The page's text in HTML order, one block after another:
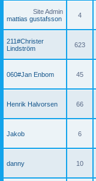
Site Admin
mattias gustafsson
4
211#Christer
Lindström
623
060#Jan Enbom 45
Henrik Halvorsen 66
Jakob 6
danny 10